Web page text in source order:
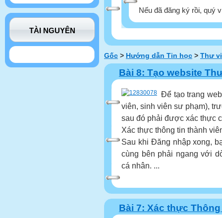
TÀI NGUYÊN
Nếu đã đăng ký rồi, quý
Gốc > Hướng dẫn Tin học > Thư
Bài 8: Tạo website
Để tạo trang
viên, sinh viên sư phạm),
sau đó phải được xác thực
Xác thực thông tin thành
Sau khi Đăng nhập xong,
cùng bên phải ngang với
cá nhân. ...
Bài 7: Xác thực